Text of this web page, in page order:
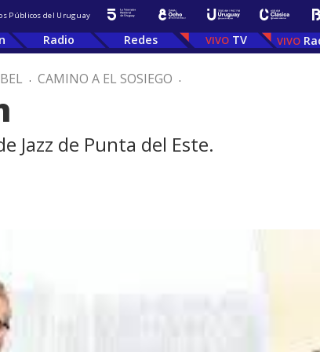
Públicos del Uruguay
Radio Redes TV
. CAMINO A EL SOSIEGO .
Jazz de Punta del Este.